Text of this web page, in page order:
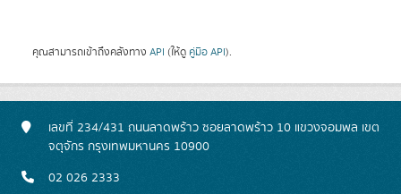
คุณสามารถเข้าถึงคลังทาง API (ให้ดู คู่มือ API).
เลขที่ 234/431 ถนนลาดพร้าว ซอยลาดพร้าว 10 แขวงจอมพล เขต
จตุจักร กรุงเทพมหานคร 10900
02 026 2333